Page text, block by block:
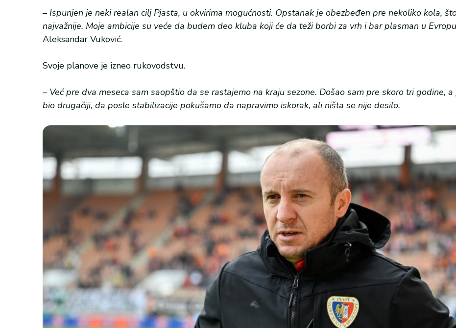
– Ispunjen je neki realan cilj Pjasta, u okvirima mogućnosti. Opstanak je obezbeđen pre nekoliko kola,
najvažnije. Moje ambicije su veće da budem deo kluba koji će da teži borbi za vrh i bar plasman u Evropu
Aleksandar Vuković.
Svoje planove je izneo rukovodstvu.
– Već pre dva meseca sam saopštio da se rastajemo na kraju sezone. Došao sam pre skoro tri godine, a
bio drugačiji, da posle stabilizacije pokušamo da napravimo iskorak, ali ništa se nije desilo.